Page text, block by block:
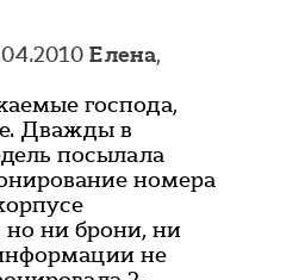
Елена,
господа,
Дважды в
посылала
номера
но ни брони, ни
не